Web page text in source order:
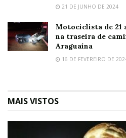
21 DE JUNHO DE 2024
Motociclista de 21
na traseira de
Araguaína
16 DE FEVEREIRO DE
MAIS VISTOS